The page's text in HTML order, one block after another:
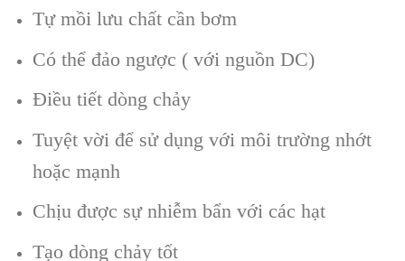
Tự mồi lưu chất cần bơm
Có thể đảo ngược ( với nguồn DC)
Điều tiết dòng chảy
Tuyệt vời để sử dụng với môi trường nhớt
hoặc mạnh
Chịu được sự nhiễm bẩn với các hạt
Tạo dòng chảy tốt